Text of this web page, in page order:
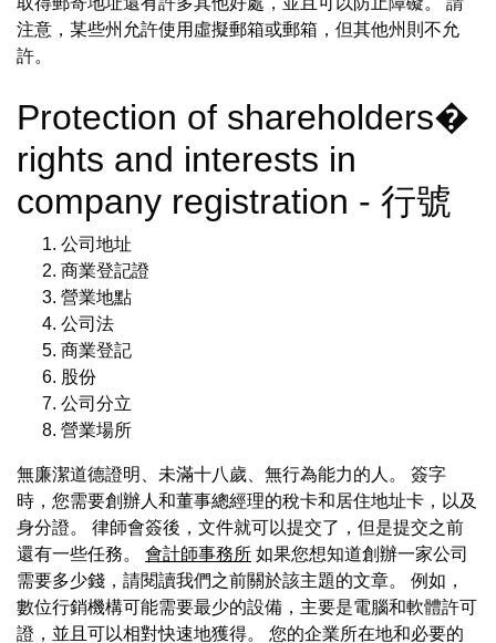
注意，某些州允許使用虛擬郵箱或郵箱，但其他州則不允
許。
Protection of shareholders�
rights and interests in
company registration - 行號
公司地址
商業登記證
營業地點
公司法
商業登記
股份
公司分立
營業場所
無廉潔道德證明、未滿十八歲、無行為能力的人。 簽字
時，您需要創辦人和董事總經理的稅卡和居住地址卡，以及
身分證。 律師會簽後，文件就可以提交了，但是提交之前
還有一些任務。 會計師事務所 如果您想知道創辦一家公司
需要多少錢，請閱讀我們之前關於該主題的文章。 例如，
數位行銷機構可能需要最少的設備，主要是電腦和軟體許可
證，並且可以相對快速地獲得。 您的企業所在地和必要的